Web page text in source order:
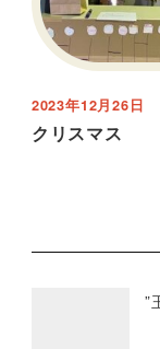
クリスマス
2023年12月26日
”